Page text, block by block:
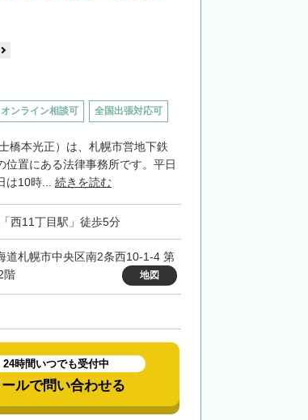
オンライン相談可 全国出張対応可
橋本光正）は、札幌市営地下鉄
位置にある法律事務所です。平日
は10時... 続きを読む
西11丁目駅」徒歩5分
道札幌市中央区南2条西10-1-4 第
階
地図
24時間いつでも受付中
ルで問い合わせる